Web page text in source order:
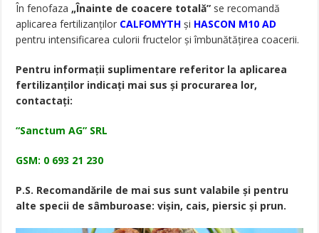
În fenofaza „Înainte de coacere totală” se recomandă
aplicarea fertilizanților CALFOMYTH și HASCON M10 AD
pentru intensificarea culorii fructelor și îmbunătățirea coacerii.
Pentru informații suplimentare referitor la aplicarea
fertilizanților indicați mai sus și procurarea lor,
contactați:
“Sanctum AG” SRL
GSM: 0 693 21 230
P.S. Recomandările de mai sus sunt valabile și pentru
alte specii de sâmburoase: vișin, cais, piersic și prun.